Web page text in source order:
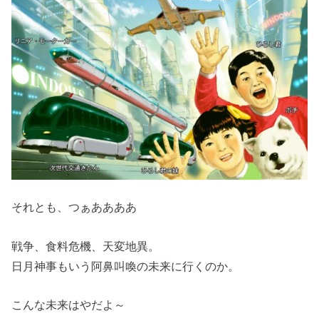
それとも、つぁああああ
戦争、食料危機、天変地異。
日月神事もいう阿鼻叫喚の未来に行くのか。
こんな未来はやだよ～